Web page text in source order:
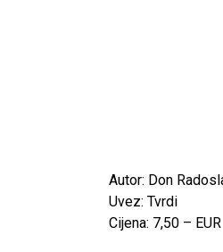
Autor: Don
Uvez: Tvrdi
Cijena: 7,50 – EUR